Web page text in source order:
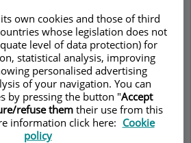
ContacteDades d'interès
Cita
own cookies and those of third
whose legislation does not
level of data protection) for
statistical analysis, improving
personalised advertising
of your navigation. You can
by pressing the button "Accept
refuse themtheir use from this
information click here: Cookie
policy